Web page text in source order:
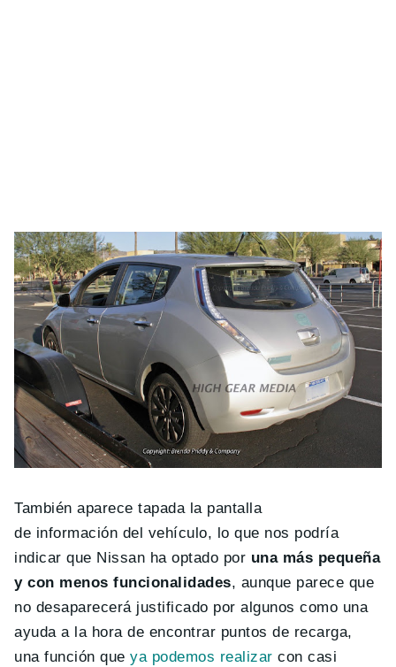
También aparece tapada la pantalla
de información del vehículo, lo que nos podría
indicar que Nissan ha optado por una más pequeña
y con menos funcionalidades, aunque parece que
no desaparecerá justificado por algunos como una
ayuda a la hora de encontrar puntos de recarga,
una función queya podemos realizarcon casi